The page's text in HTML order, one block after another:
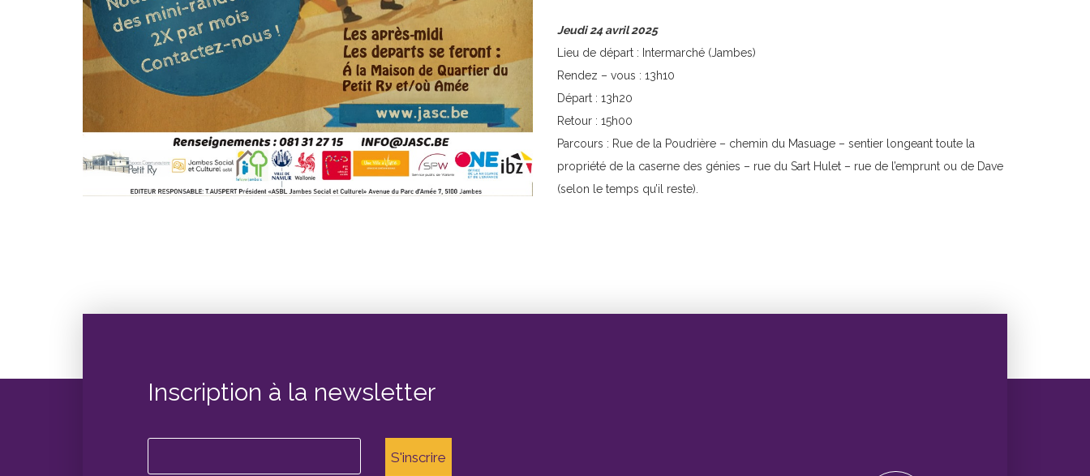
Jeudi 24 avril 2025
Lieu de départ : Intermarché (Jambes)
Rendez – vous : 13h10
Départ : 13h20
Retour : 15h00
Parcours : Rue de la Poudrière – chemin du Masuage – sentier longeant toute la
propriété de la caserne des génies – rue du Sart Hulet – rue de l’emprunt ou de Dave
(selon le temps qu’il reste).
Inscription à la newsletter